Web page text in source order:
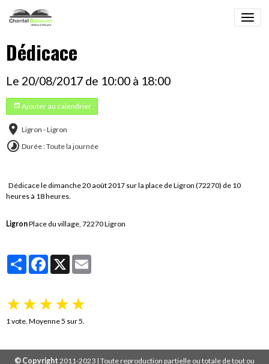
Dédicace
Le 20/08/2017 de 10:00 à 18:00
Ajouter au calendrier
Ligron - Ligron
Durée : Toute la journée
Dédicace le dimanche 20 août 2017 sur la place de Ligron (72270) de 10
heures à 18 heures.
LigronPlace du village, 72270 Ligron
PartagerFacebook
X
★★★★★
1 vote. Moyenne5 sur 5.
© Copyright 2011-2023 | Toute reproduction partielle ou totale de tout ou